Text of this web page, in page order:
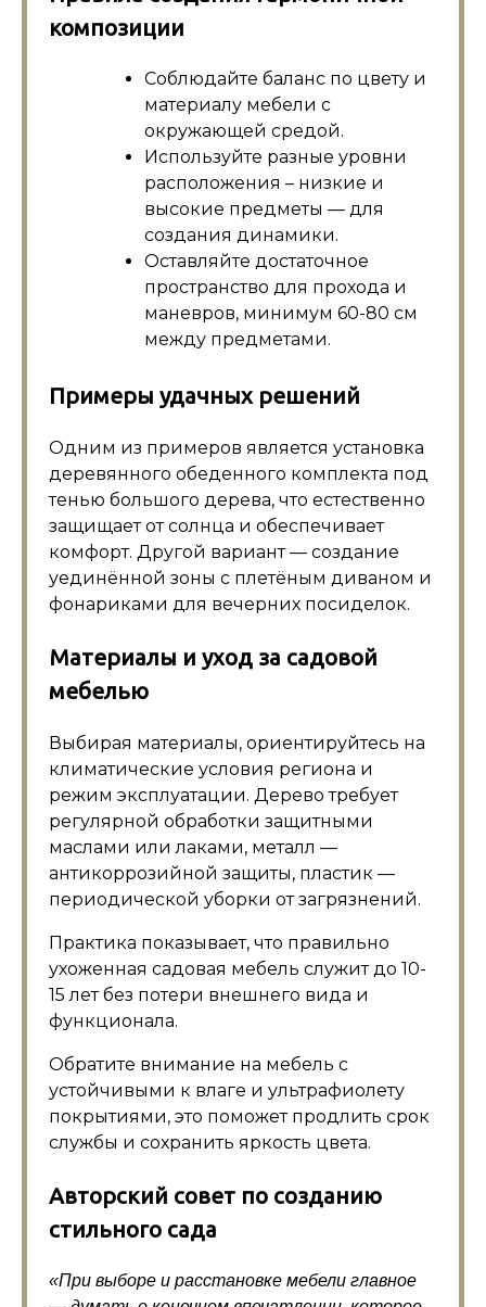
композиции
Соблюдайте баланс по цвету и
материалу мебели с
окружающей средой.
Используйте разные уровни
расположения – низкие и
высокие предметы — для
создания динамики.
Оставляйте достаточное
пространство для прохода и
маневров, минимум 60-80 см
между предметами.
Примеры удачных решений
Одним из примеров является установка
деревянного обеденного комплекта под
тенью большого дерева, что естественно
защищает от солнца и обеспечивает
комфорт. Другой вариант — создание
уединённой зоны с плетёным диваном и
фонариками для вечерних посиделок.
Материалы и уход за садовой
мебелью
Выбирая материалы, ориентируйтесь на
климатические условия региона и
режим эксплуатации. Дерево требует
регулярной обработки защитными
маслами или лаками, металл —
антикоррозийной защиты, пластик —
периодической уборки от загрязнений.
Практика показывает, что правильно
ухоженная садовая мебель служит до 10-
15 лет без потери внешнего вида и
функционала.
Обратите внимание на мебель с
устойчивыми к влаге и ультрафиолету
покрытиями, это поможет продлить срок
службы и сохранить яркость цвета.
Авторский совет по созданию
стильного сада
«При выборе и расстановке мебели главное